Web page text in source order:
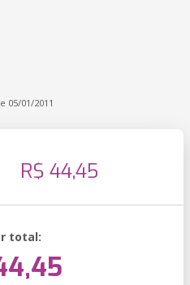
05/01/2011
R$ 44,45
total: